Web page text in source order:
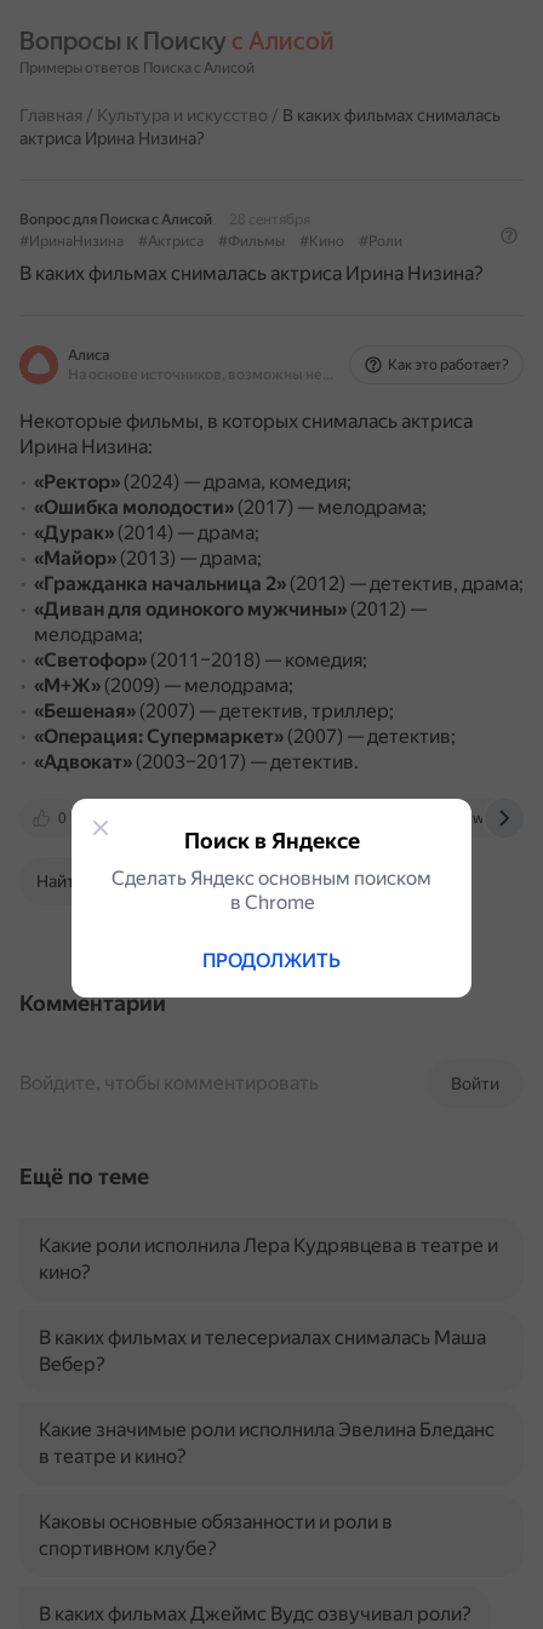
Вопросы к Поиску с Алисой
Примеры ответов Поиска с Алисой
Главная / Культура и искусство / В каких фильмах снималась
актриса Ирина Низина?
Вопрос для Поиска с Алисой
28 сентября
#ИринаНизина
#Актриса #Фильмы #Кино #Роли
В каких фильмах снималась актриса Ирина Низина?
Алиса
На основе источников, возможны неточности
Как это работает?
Некоторые фильмы, в которых снималась актриса
Ирина Низина:
«Ректор» (2024) — драма, комедия;
«Ошибка молодости» (2017) — мелодрама;
«Дурак» (2014) — драма;
«Майор» (2013) — драма;
«Гражданка начальница 2» (2012) — детектив, драма;
«Диван для одинокого мужчины» (2012) —
мелодрама;
«Светофор» (2011–2018) — комедия;
«М+Ж» (2009) — мелодрама;
«Бешеная» (2007) — детектив, триллер;
«Операция: Супермаркет» (2007) — детектив;
«Адвокат» (2003–2017) — детектив.
0
Найти в Поиске
Комментарии
Войти
Войдите, чтобы комментировать
Ещё по теме
Какие роли исполнила Лера Кудрявцева в театре и
кино?
В каких фильмах и телесериалах снималась Маша
Вебер?
Какие значимые роли исполнила Эвелина Бледанс
в театре и кино?
Каковы основные обязанности и роли в
спортивном клубе?
В каких фильмах Джеймс Вудс озвучивал роли?
Поиск в Яндексе
Сделать Яндекс основным поиском
в Сhrome
ПРОДОЛЖИТЬ